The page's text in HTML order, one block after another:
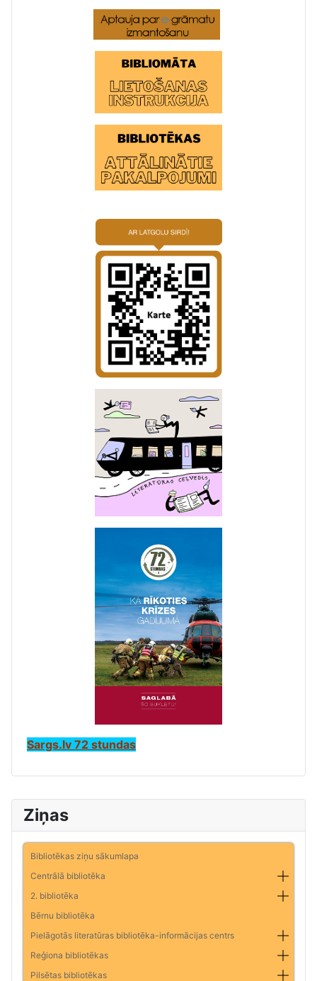
Ziņas
Bibliotēkas ziņu sākumlapa
Centrālā bibliotēka
2. bibliotēka
Bērnu bibliotēka
Pielāgotās literatūras bibliotēka-informācijas centrs
Reģiona bibliotēkas
Pilsētas bibliotēkas
Sargs.lv 72 stundas